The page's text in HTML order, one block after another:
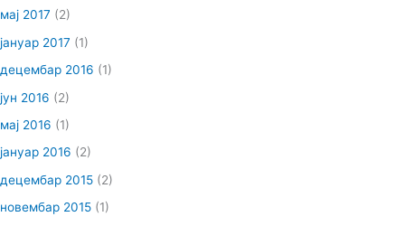
мај 2017 (2)
јануар 2017 (1)
децембар 2016 (1)
јун 2016 (2)
мај 2016 (1)
јануар 2016 (2)
децембар 2015 (2)
новембар 2015 (1)